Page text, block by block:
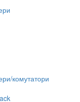
комутатори